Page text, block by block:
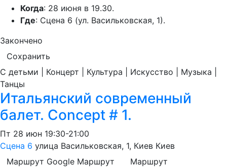
Когда: 28 июня в 19.30.
Где: Сцена 6 (ул. Васильковская, 1).
Закончено
Сохранить
С детьми | Концерт | Культура | Искусство | Музыка |
Танцы
Итальянский современный
балет. Concept # 1.
Пт 28 июн 19:30-21:00
Сцена 6 улица Васильковская, 1, Киев Киев
Маршрут Google Маршрут
Маршрут